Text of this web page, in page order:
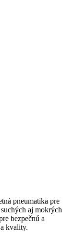
pneumatika pre
aj mokrých
bezpečnú a
kvality.